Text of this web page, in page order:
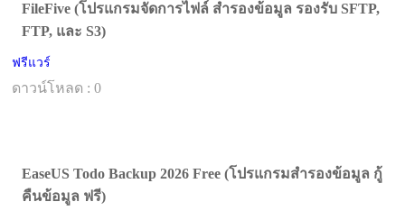
FileFive (โปรแกรมจัดการไฟล์ สำรองข้อมูล รองรับ SFTP,
FTP, และ S3)
ฟรีแวร์
ดาวน์โหลด : 0
EaseUS Todo Backup 2026 Free (โปรแกรมสำรองข้อมูล กู้
คืนข้อมูล ฟรี)